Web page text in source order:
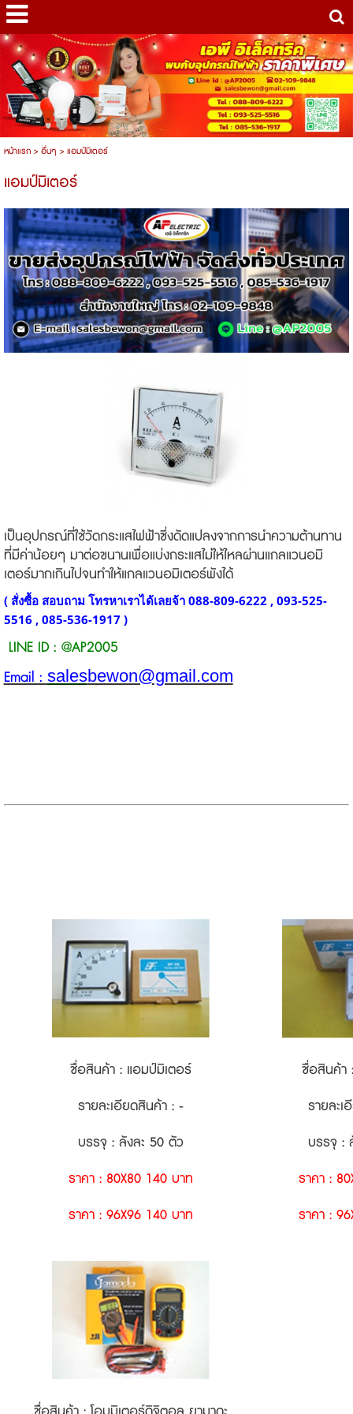
หน้าแรก> อื่นๆ > แอมป์มิเตอร์
แอมป์มิเตอร์
เป็นอุปกรณ์ที่ใช้วัดกระแสไฟฟ้าซึ่งดัดแปลงจากการนำความต้านทาน
ที่มีค่าน้อยๆ มาต่อขนานเพื่อแบ่งกระแสไม่ให้ไหลผ่านแกลแวนอมิ
เตอร์มากเกินไปจนทำให้แกลแวนอมิเตอร์พังได้
( สั่งซื้อ สอบถาม โทรหาเราได้เลยจ้า 088-809-6222 , 093-525-
5516 , 085-536-1917 )
LINE ID : @AP2005
Email :salesbewon@gmail.com
ชื่อสินค้า : แอมป์มิเตอร์
รายละเอียดสินค้า : -
บรรจุ : ลังละ 50 ตัว
ราคา : 80X80 140 บาท
ราคา : 96X96 140 บาท
ชื่อสินค้า
รายละ
บรรจุ :
ราคา :
ราคา :